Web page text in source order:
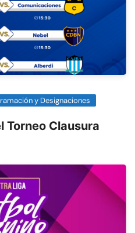
y Designaciones
Torneo Clausura